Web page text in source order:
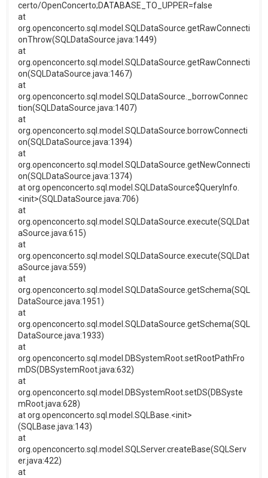
certo/OpenConcerto;DATABASE_TO_UPPER=false
at
org.openconcerto.sql.model.SQLDataSource.getRawConnecti
onThrow(SQLDataSource.java:1449)
at
org.openconcerto.sql.model.SQLDataSource.getRawConnecti
on(SQLDataSource.java:1467)
at
org.openconcerto.sql.model.SQLDataSource._borrowConnec
tion(SQLDataSource.java:1407)
at
org.openconcerto.sql.model.SQLDataSource.borrowConnecti
on(SQLDataSource.java:1394)
at
org.openconcerto.sql.model.SQLDataSource.getNewConnecti
on(SQLDataSource.java:1374)
at org.openconcerto.sql.model.SQLDataSource$QueryInfo.
<init>(SQLDataSource.java:706)
at
org.openconcerto.sql.model.SQLDataSource.execute(SQLDat
aSource.java:615)
at
org.openconcerto.sql.model.SQLDataSource.execute(SQLDat
aSource.java:559)
at
org.openconcerto.sql.model.SQLDataSource.getSchema(SQL
DataSource.java:1951)
at
org.openconcerto.sql.model.SQLDataSource.getSchema(SQL
DataSource.java:1933)
at
org.openconcerto.sql.model.DBSystemRoot.setRootPathFro
mDS(DBSystemRoot.java:632)
at
org.openconcerto.sql.model.DBSystemRoot.setDS(DBSyste
mRoot.java:628)
at org.openconcerto.sql.model.SQLBase.<init>
(SQLBase.java:143)
at
org.openconcerto.sql.model.SQLServer.createBase(SQLServ
er.java:422)
at